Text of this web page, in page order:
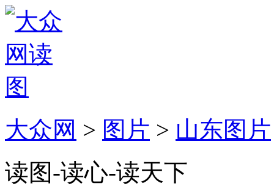
大众网 > 图片 > 山东图片
读图-读心-读天下